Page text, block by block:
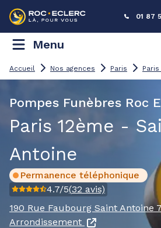
01 87
Menu
Accueil Nos agences Paris
Pompes Funèbres Roc
Paris 12ème -
Antoine
Permanence téléphonique
4.7/5(32 avis)
190 Rue Faubourg Saint Antoine
Arrondissement